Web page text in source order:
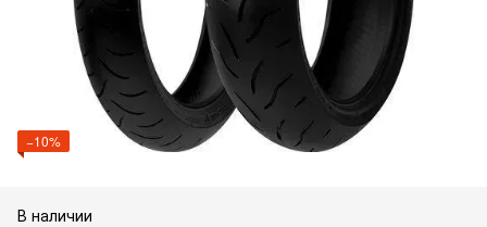
−10%
В наличии